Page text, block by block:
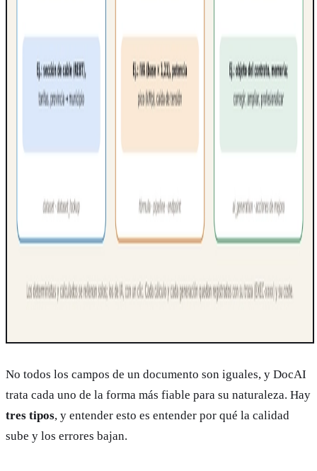
No todos los campos de un documento son iguales, y DocAI
trata cada uno de la forma más fiable para su naturaleza. Hay
tres tipos, y entender esto es entender por qué la calidad
sube y los errores bajan.